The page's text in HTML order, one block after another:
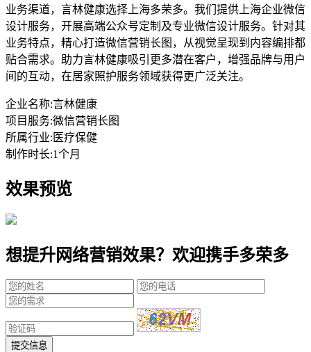
业务渠道，言林健康选择上海多荣多。我们提供上海企业微信
设计服务，开展高端公众号定制及专业微信设计服务。针对其
业务特点，精心打造微信营销长图，从视觉呈现到内容编排都
贴合需求。助力言林健康吸引更多潜在客户，增强品牌与用户
间的互动，在居家照护服务领域获得更广泛关注。
企业名称:言林健康
项目服务:微信营销长图
所属行业: 医疗保健
制作时长:1个月
效果预览
想提升网络营销效果？欢迎携手多荣多
提交信息